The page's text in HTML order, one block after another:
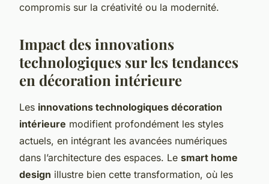
compromis sur la créativité ou la modernité.
Impact des innovations
technologiques sur les tendances
en décoration intérieure
Les innovations technologiques décoration
intérieure modifient profondément les styles
actuels, en intégrant les avancées numériques
dans l’architecture des espaces. Le smart home
design illustre bien cette transformation, où les